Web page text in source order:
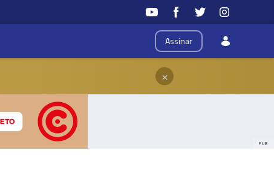
Assinar
×
PUB